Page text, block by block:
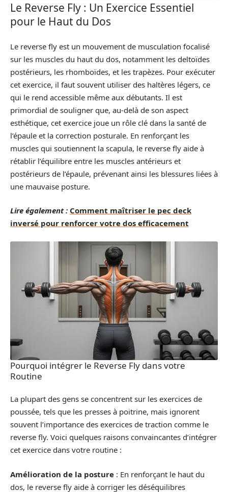
Le Reverse Fly : Un Exercice Essentiel
pour le Haut du Dos
Le reverse fly est un mouvement de musculation focalisé
sur les muscles du haut du dos, notamment les deltoïdes
postérieurs, les rhomboïdes, et les trapèzes. Pour exécuter
cet exercice, il faut souvent utiliser des haltères légers, ce
qui le rend accessible même aux débutants. Il est
primordial de souligner que, au-delà de son aspect
esthétique, cet exercice joue un rôle clé dans la santé de
l’épaule et la correction posturale. En renforçant les
muscles qui soutiennent la scapula, le reverse fly aide à
rétablir l’équilibre entre les muscles antérieurs et
postérieurs de l’épaule, prévenant ainsi les blessures liées à
une mauvaise posture.
Lire également : Comment maîtriser le pec deck
inversé pour renforcer votre dos efficacement
Pourquoi intégrer le Reverse Fly dans votre
Routine
La plupart des gens se concentrent sur les exercices de
poussée, tels que les presses à poitrine, mais ignorent
souvent l’importance des exercices de traction comme le
reverse fly. Voici quelques raisons convaincantes d’intégrer
cet exercice dans votre routine :
Amélioration de la posture : En renforçant le haut du
dos, le reverse fly aide à corriger les déséquilibres